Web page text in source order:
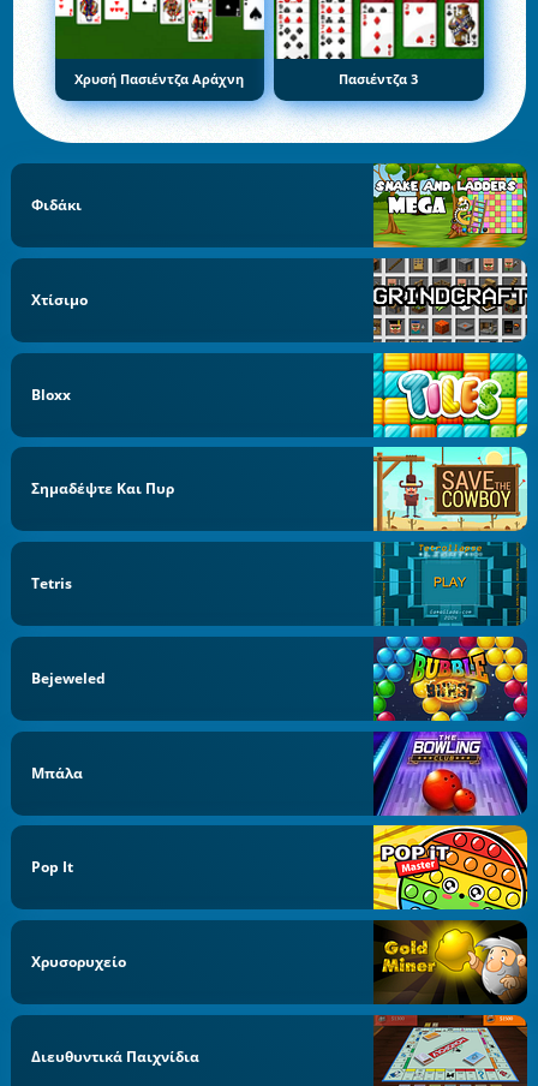
Χρυσή Πασιέντζα Αράχνη Πασιέντζα 3
Φιδάκι
Χτίσιμο
Bloxx
Σημαδέψτε Και Πυρ
Tetris
Bejeweled
Μπάλα
Pop It
Χρυσορυχείο
Διευθυντικά Παιχνίδια